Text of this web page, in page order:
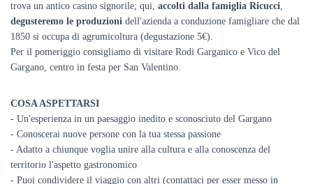
trova un antico casino signorile; qui, accolti dalla famiglia Ricucci,
degusteremo le produzioni dell'azienda a conduzione famigliare che dal
1850 si occupa di agrumicoltura (degustazione 5€).
Per il pomeriggio consigliamo di visitare Rodi Garganico e Vico del
Gargano, centro in festa per San Valentino.
COSA ASPETTARSI
- Un'esperienza in un paesaggio inedito e sconosciuto del Gargano
- Conoscerai nuove persone con la tua stessa passione
- Adatto a chiunque voglia unire alla cultura e alla conoscenza del
territorio l'aspetto gastronomico
- Puoi condividere il viaggio con altri (contattaci per esser messo in